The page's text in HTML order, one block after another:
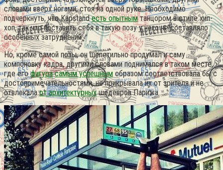
словами вверх ногами, стоя на одной руке. Необходимо
подчеркнуть, что Kapstandесть опытнымтанцором в стиле хип-
хоп, так что поставить себя в такую позу у него не составляло
особенных затруднений.
Но, кроме самой позы, он шепетильно продумал и саму
компоновку кадра, другими словами поднимался в таком месте,
где егофигура самым успешным образом соответствовала бы с
достопримечательностями, не прикрывала их от зрителя и не
отвлекалаот архитектурныхшедевров Парижа.